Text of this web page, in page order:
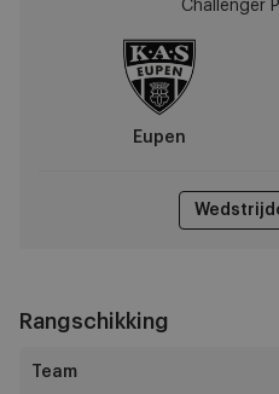
Challenger
Eupen
Rangschikking